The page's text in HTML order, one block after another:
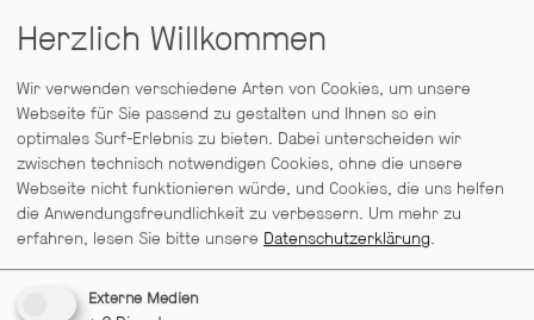
An der Arche um Acht
Familienstück von Ulrich Hub
Die Schneekönigin
nach Hans Christian Andersen,
theatralische Lesung mit Klängen,
Geräuschen und Musik
Herzlich Willkommen
Wir verwenden verschiedene Arten von Cookies, um unsere
Webseite für Sie passend zu gestalten und Ihnen so ein
optimales Surf-Erlebnis zu bieten. Dabei unterscheiden wir
zwischen technisch notwendigen Cookies, ohne die unsere
Webseite nicht funktionieren würde, und Cookies, die uns helfen
die Anwendungsfreundlichkeit zu verbessern. Um mehr zu
erfahren, lesen Sie bitte unsere Datenschutzerklärung.
Externe Medien